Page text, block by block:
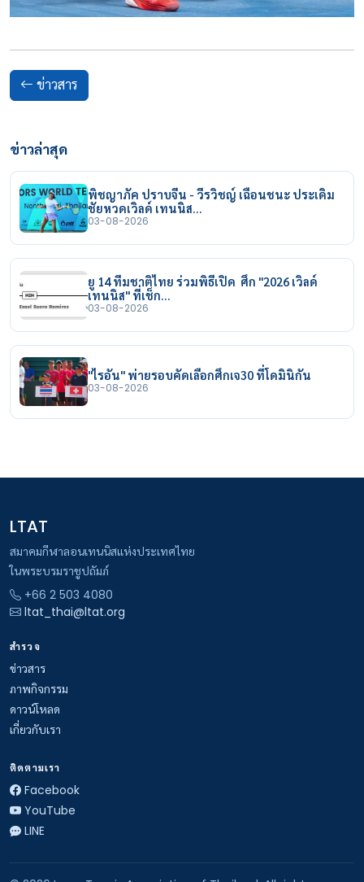
ข่าวสาร
ข่าวล่าสุด
พิชญาภัค ปราบจีน - วีรวิชญ์ เฉือนชนะ ประเดิม
ชัยหวดเวิลด์ เทนนิส…
03-08-2026
ยู 14 ทีมชาติไทย ร่วมพิธีเปิด ศึก "2026 เวิลด์
เทนนิส" ที่เช็ก…
03-08-2026
"ไรอัน" พ่ายรอบคัดเลือกศึกเจ30 ที่โดมินิกัน
03-08-2026
LTAT
สมาคมกีฬาลอนเทนนิสแห่งประเทศไทย
ในพระบรมราชูปถัมภ์
+66 2 503 4080
ltat_thai@ltat.org
สำรวจ
ข่าวสาร
ภาพกิจกรรม
ดาวน์โหลด
เกี่ยวกับเรา
ติดตามเรา
Facebook
YouTube
LINE